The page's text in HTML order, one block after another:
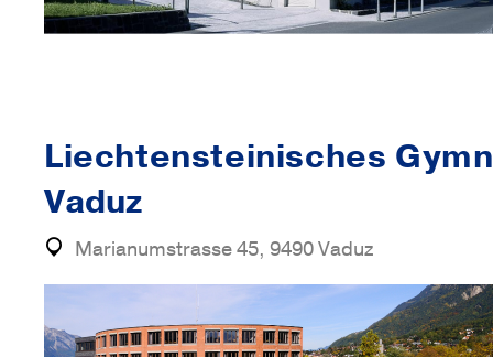
Liechtensteinisches
Vaduz
Marianumstrasse 45, 9490 Vaduz